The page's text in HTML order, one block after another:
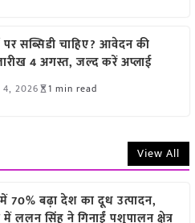
पर सब्सिडी चाहिए? आवेदन की
4 अगस्त, जल्द करें अप्लाई
2026 1 min read
View All
70% बढ़ा देश का दूध उत्पादन,
में ललन सिंह ने गिनाईं पशुपालन क्षेत्र